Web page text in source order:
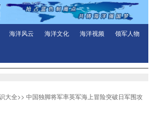
海洋风云 海洋文化 海洋视频 领军人物
大全>> 中国独脚将军率英军海上冒险突破日军围攻